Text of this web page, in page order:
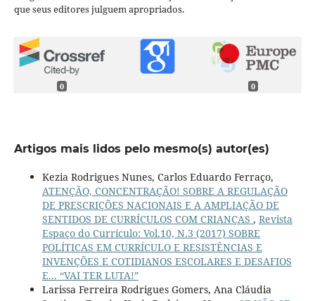
que seus editores julguem apropriados.
0 0
Artigos mais lidos pelo mesmo(s) autor(es)
Kezia Rodrigues Nunes, Carlos Eduardo Ferraço,
ATENÇÃO, CONCENTRAÇÃO! SOBRE A REGULAÇÃO
DE PRESCRIÇÕES NACIONAIS E A AMPLIAÇÃO DE
SENTIDOS DE CURRÍCULOS COM CRIANÇAS , Revista
Espaço do Currículo: Vol.10, N.3 (2017) SOBRE
POLÍTICAS EM CURRÍCULO E RESISTÊNCIAS E
INVENÇÕES E COTIDIANOS ESCOLARES E DESAFIOS
E... “VAI TER LUTA!”
Larissa Ferreira Rodrigues Gomers, Ana Cláudia